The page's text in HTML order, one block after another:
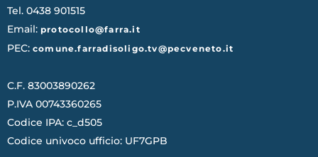
Tel. 0438 901515
Email: protocollo@farra.it
PEC: comune.farradisoligo.tv@pecveneto.it
C.F. 83003890262
P.IVA 00743360265
Codice IPA: c_d505
Codice univoco ufficio: UF7GPB